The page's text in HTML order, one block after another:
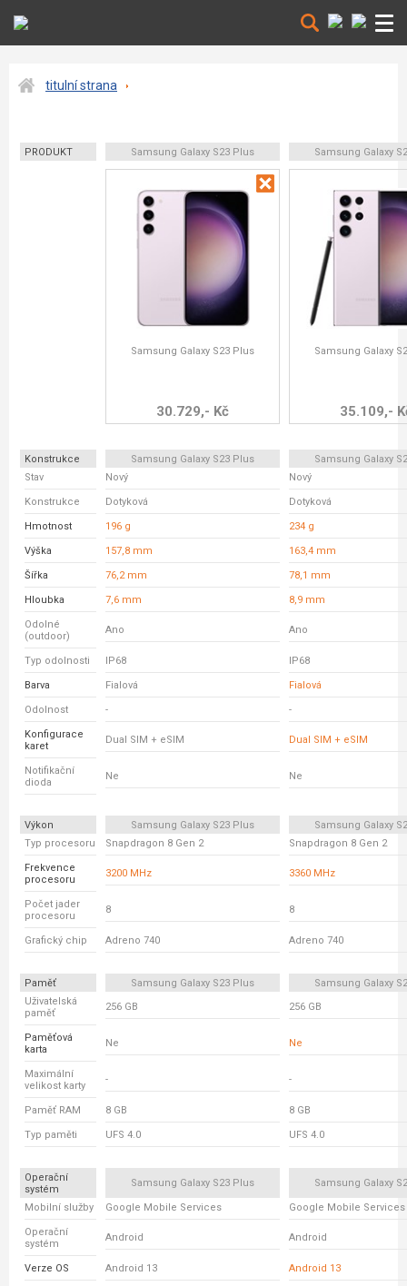
titulní strana
PRODUKT Samsung Galaxy S23 Plus Samsung Galaxy
Samsung Galaxy S23 Plus
30.729,- Kč
Samsung Galaxy
35.109,-
Konstrukce Samsung Galaxy S23 Plus
Samsung Galaxy
Stav
Nový Nový
Konstrukce Dotyková Dotyková
Hmotnost 196 g 234 g
Výška 157,8 mm 163,4 mm
Šířka 76,2 mm 78,1 mm
Hloubka 7,6 mm 8,9 mm
Odolné
(outdoor)
Ano Ano
Typ odolnosti IP68 IP68
Barva Fialová Fialová
Odolnost - -
Konfigurace
karet
Dual SIM + eSIM Dual SIM + eSIM
Notifikační
dioda
Ne Ne
Výkon Samsung Galaxy S23 Plus
Samsung Galaxy
Typ procesoru
Snapdragon 8 Gen 2 Snapdragon 8 Gen 2
Frekvence
procesoru
3200 MHz 3360 MHz
Počet jader
procesoru
8 8
Grafický chip Adreno 740 Adreno 740
Paměť Samsung Galaxy S23 Plus
Samsung Galaxy
Uživatelská
paměť
256 GB 256 GB
Paměťová
karta
Ne Ne
Maximální
velikost karty
- -
Paměť RAM 8 GB 8 GB
Typ paměti UFS 4.0 UFS 4.0
Operační
systém
Samsung Galaxy S23 Plus Samsung Galaxy
Mobilní služby Google Mobile Services Google Mobile Services
Operační
systém
Android Android
Verze OS Android 13 Android 13